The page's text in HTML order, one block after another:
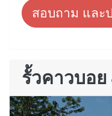
สอบถาม และ
รั้วคาวบอ